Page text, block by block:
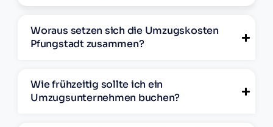
Woraus setzen sich die Umzugskosten
Pfungstadt zusammen?
Wie frühzeitig sollte ich ein
Umzugsunternehmen buchen?